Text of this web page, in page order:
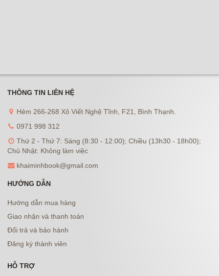
THÔNG TIN LIÊN HỆ
Hẻm 266-268 Xô Viết Nghệ Tĩnh, F21, Bình Thạnh.
0971 998 312
Thứ 2 - Thứ 7: Sáng (8:30 - 12:00); Chiều (13h30 - 18h00);
Chủ Nhật: Không làm việc
khaiminhbook@gmail.com
HƯỚNG DẪN
Hướng dẫn mua hàng
Giao nhận và thanh toán
Đổi trả và bảo hành
Đăng ký thành viên
HỖ TRỢ